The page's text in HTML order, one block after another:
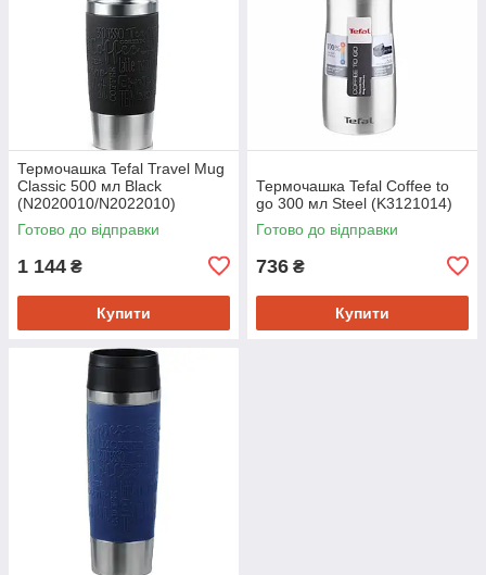
Термочашка Tefal Travel Mug
Classic 500 мл Black
(N2020010/N2022010)
Готово до відправки
1 144 ₴
Купити
Термочашка Tefal Coffee to
go 300 мл Steel (K3121014)
Готово до відправки
736 ₴
Купити